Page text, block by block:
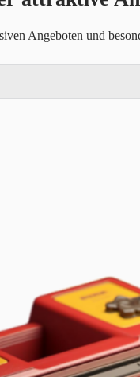
Angeboten und